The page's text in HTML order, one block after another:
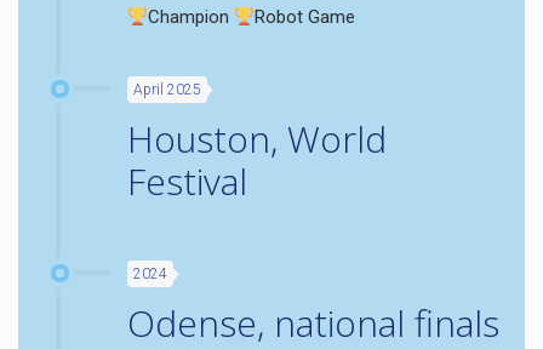
Champion Robot Game
April 2025
Houston, World
Festival
2024
Odense, national finals